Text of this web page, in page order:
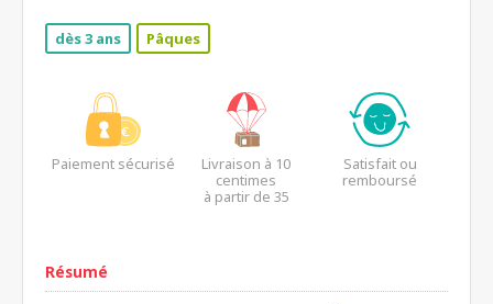
dès 3 ans Pâques
Paiement sécurisé
Livraison à 10
centimes
à partir de 35
Satisfait ou
remboursé
Résumé